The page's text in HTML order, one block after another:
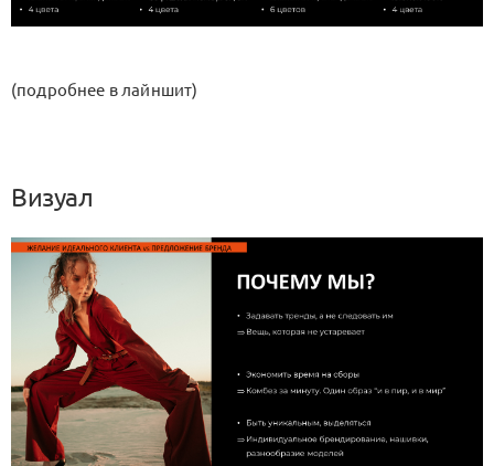
(подробнее в лайншит)
Визуал